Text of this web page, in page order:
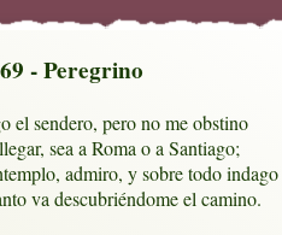
- Peregrino
el sendero, pero no me obstino
sea a Roma o a Santiago;
admiro, y sobre todo indago
va descubriéndome el camino.